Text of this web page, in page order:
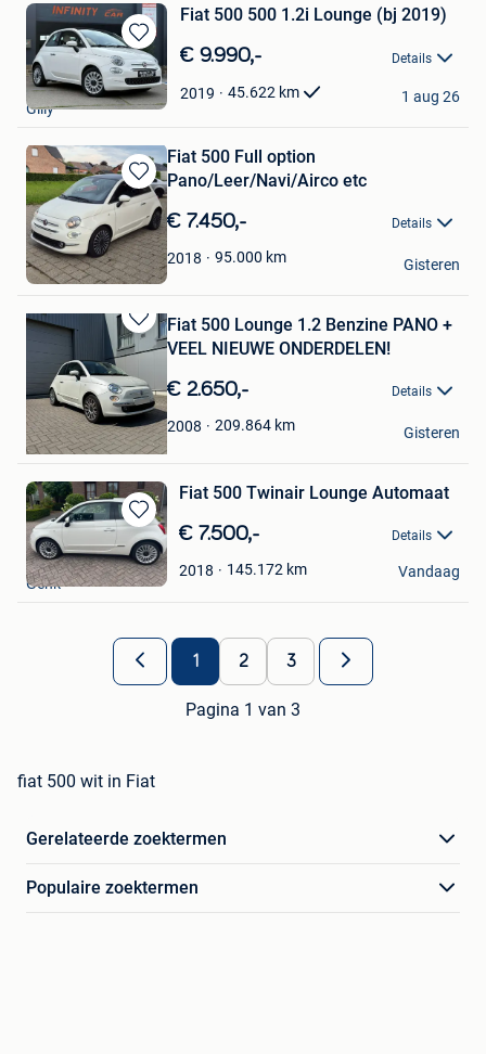
Bewaren
in
Mijn
Favorieten
Fiat 500 500 1.2i Lounge (bj 2019)
€ 9.990,- Details
2019 45.622 km
INFINITY CAR
Gilly
1 aug 26
Bewaren
in
Mijn
Favorieten
Fiat 500 Full option
Pano/Leer/Navi/Airco etc
€ 7.450,- Details
2018 95.000 km
Guy
Wuustwezel
Gisteren
Bewaren
in
Mijn
Favorieten
Fiat 500 Lounge 1.2 Benzine PANO +
VEEL NIEUWE ONDERDELEN!
€ 2.650,- Details
2008 209.864 km
Wouter
Lommel
Gisteren
Bewaren
in
Mijn
Favorieten
Fiat 500 Twinair Lounge Automaat
€ 7.500,- Details
2018 145.172 km
samj
Genk
Vandaag
1 2 3
Pagina 1 van 3
fiat 500 wit in Fiat
Gerelateerde zoektermen
Populaire zoektermen